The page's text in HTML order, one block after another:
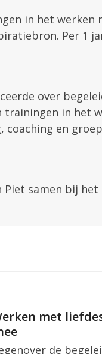
in het werken
Per 1
over
trainingen in het
en
samen bij
met
de